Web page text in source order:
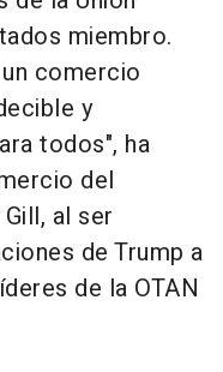
miembro.
comercio
y
todos", ha
del
al ser
de Trump a
de la OTAN